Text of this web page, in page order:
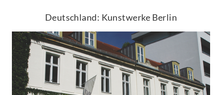
Deutschland: Kunstwerke Berlin